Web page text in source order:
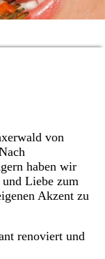
von
haben wir
und Liebe zum
Akzent zu
renoviert und